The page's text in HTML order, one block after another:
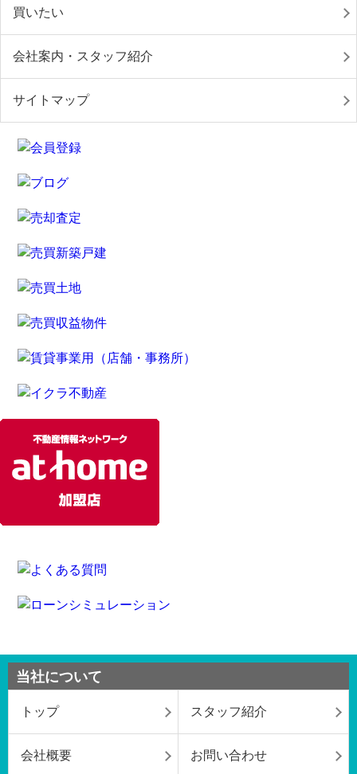
買いたい
会社案内・スタッフ紹介
サイトマップ
当社について
トップ スタッフ紹介
会社概要 お問い合わせ